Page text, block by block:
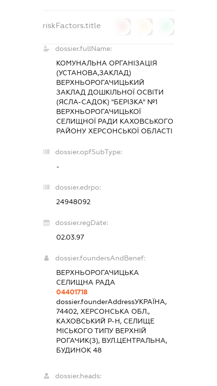
riskFactors.title
dossier.fullName:
КОМУНАЛЬНА ОРГАНІЗАЦІЯ
(УСТАНОВА,ЗАКЛАД)
ВЕРХНЬОРОГАЧИЦЬКИЙ
ЗАКЛАД ДОШКІЛЬНОЇ ОСВІТИ
(ЯСЛА-САДОК) "БЕРІЗКА" №1
ВЕРХНЬОРОГАЧИЦЬКОЇ
СЕЛИЩНОЇ РАДИ КАХОВСЬКОГО
РАЙОНУ ХЕРСОНСЬКОЇ ОБЛАСТІ
dossier.opfSubType:
-
dossier.edrpo:
24948092
dossier.regDate:
02.03.97
dossier.foundersAndBenef:
ВЕРХНЬОРОГАЧИЦЬКА
СЕЛИЩНА РАДА
04401718
dossier.founderAddressУКРАЇНА,
74402, ХЕРСОНСЬКА ОБЛ.,
КАХОВСЬКИЙ Р-Н, СЕЛИЩЕ
МІСЬКОГО ТИПУ ВЕРХНІЙ
РОГАЧИК(З), ВУЛ.ЦЕНТРАЛЬНА,
БУДИНОК 48
dossier.heads: